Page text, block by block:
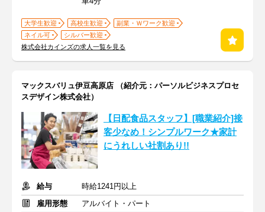
大学生歓迎 高校生歓迎
副業・Ｗワーク歓迎
ネイル可
シルバー歓迎
株式会社カインズの求人一覧を見る
マックスバリュ伊豆高原店 （紹介元：パーソルビジネスプロセ
スデザイン株式会社）
【日配食品スタッフ】[職業紹介]接
客少なめ！シンプルワーク★家計
にうれしい社割あり!!
給与
時給1241円以上
雇用形態
アルバイト・パート